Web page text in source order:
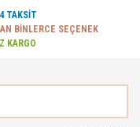
TAKSİT
BİNLERCE SEÇENEK
KARGO